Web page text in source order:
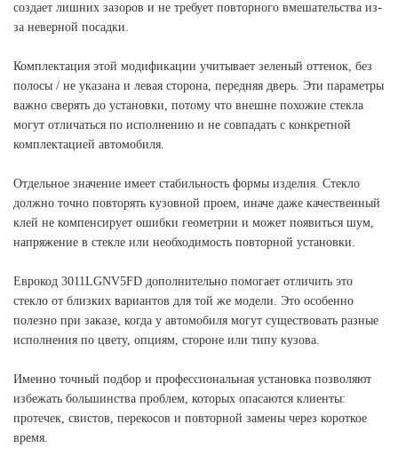
создает лишних зазоров и не требует повторного вмешательства из-
за неверной посадки.
Комплектация этой модификации учитывает зеленый оттенок, без
полосы / не указана и левая сторона, передняя дверь. Эти параметры
важно сверять до установки, потому что внешне похожие стекла
могут отличаться по исполнению и не совпадать с конкретной
комплектацией автомобиля.
Отдельное значение имеет стабильность формы изделия. Стекло
должно точно повторять кузовной проем, иначе даже качественный
клей не компенсирует ошибки геометрии и может появиться шум,
напряжение в стекле или необходимость повторной установки.
Еврокод 3011LGNV5FD дополнительно помогает отличить это
стекло от близких вариантов для той же модели. Это особенно
полезно при заказе, когда у автомобиля могут существовать разные
исполнения по цвету, опциям, стороне или типу кузова.
Именно точный подбор и профессиональная установка позволяют
избежать большинства проблем, которых опасаются клиенты:
протечек, свистов, перекосов и повторной замены через короткое
время.